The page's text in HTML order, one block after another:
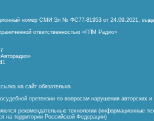
номер СМИ Эл № ФС77-81953 от 24.09.2021,
ответственностью «ГПМ Радио»
на сайт обязательна
претензии по вопросам нарушения авторских
рекомендательные технологии (информационные
на территории Российской Федерации)